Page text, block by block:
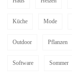
Küche Mode
Outdoor Pflanzen
Software Sommer